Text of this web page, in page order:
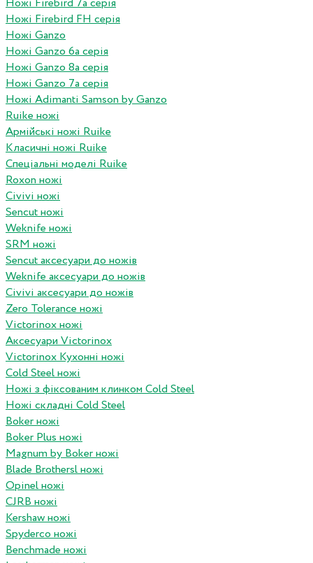
Ножі Firebird 7а серія
Ножі Firebird FH серія
Ножі Ganzo
Ножі Ganzo 6а серія
Ножі Ganzo 8а серія
Ножі Ganzo 7а серія
Ножі Adimanti Samson by Ganzo
Ruike ножі
Армійські ножі Ruike
Класичні ножі Ruike
Спеціальні моделі Ruike
Roxon ножi
Civivi ножі
Sencut ножі
Weknife ножі
SRM ножі
Sencut аксесуари до ножів
Weknife аксесуари до ножів
Civivi аксесуари до ножів
Zero Tolerance ножі
Victorinox ножі
Аксесуари Victorinox
Victorinox Кухонні ножі
Cold Steel ножі
Ножі з фіксованим клинком Cold Steel
Ножі складні Cold Steel
Boker ножі
Boker Plus ножі
Magnum by Boker ножі
Blade Brothersl ножі
Opinel ножі
CJRB ножі
Kershaw ножі
Spyderco ножі
Benchmade ножі